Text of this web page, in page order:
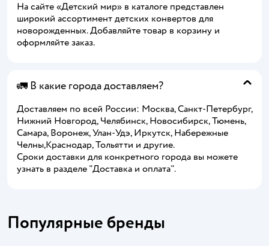
На сайте «Детский мир» в каталоге представлен
широкий ассортимент детских конвертов для
новорожденных. Добавляйте товар в корзину и
оформляйте заказ.
🚛 В какие города доставляем?
Доставляем по всей России: Москва, Санкт-Петербург,
Нижний Новгород, Челябинск, Новосибирск, Тюмень,
Самара, Воронеж, Улан-Удэ, Иркутск, Набережные
Челны,Краснодар, Тольятти и другие.
Сроки доставки для конкретного города вы можете
узнать в разделе "Доставка и оплата".
Популярные бренды